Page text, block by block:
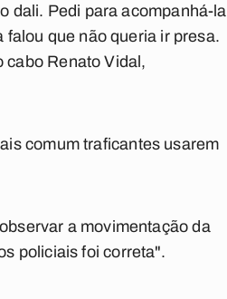
dali. Pedi para acompanhá-la
que não queria ir presa.
cabo Renato Vidal,
comum traficantes usarem
a movimentação da
policiais foi correta".